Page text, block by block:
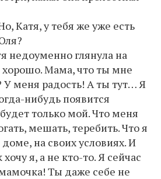
Катя, у тебя же уже есть
недоуменно глянула на
хорошо. Мама, что ты мне
У меня радость! А ты тут… Я
нибудь появится
только мой. Что меня
мешать, теребить. Что я
на своих условиях. И
хочу я, а не кто-то. Я сейчас
Ты даже себе не